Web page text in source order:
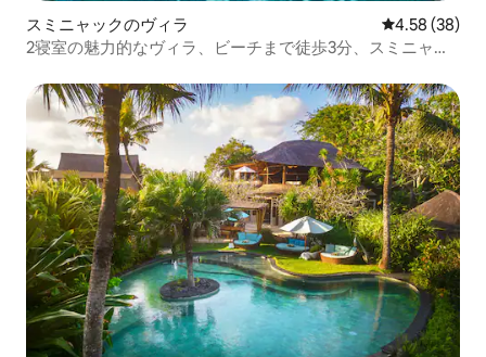
スミニャックのヴィラ レビュー38
4.58 (38)
2寝室の魅力的なヴィラ、ビーチまで徒歩3分、スミニャッ